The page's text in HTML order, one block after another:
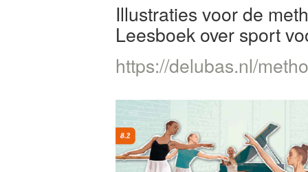
Illustraties voor de
Leesboek over sport
https://delubas.nl/